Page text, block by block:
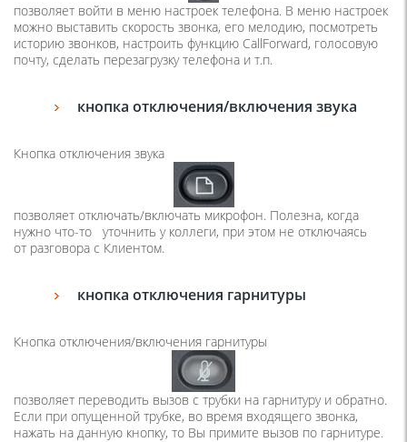
позволяет войти в меню настроек телефона. В меню настроек
можно выставить скорость звонка, его мелодию, посмотреть
историю звонков, настроить функцию CallForward, голосовую
почту, сделать перезагрузку телефона и т.п.
кнопка отключения/включения звука
Кнопка отключения звука
позволяет отключать/включать микрофон. Полезна, когда
нужно что-то уточнить у коллеги, при этом не отключаясь
от разговора с Клиентом.
кнопка отключения гарнитуры
Кнопка отключения/включения гарнитуры
позволяет переводить вызов с трубки на гарнитуру и обратно.
Если при опущенной трубке, во время входящего звонка,
нажать на данную кнопку, то Вы примите вызов по гарнитуре.